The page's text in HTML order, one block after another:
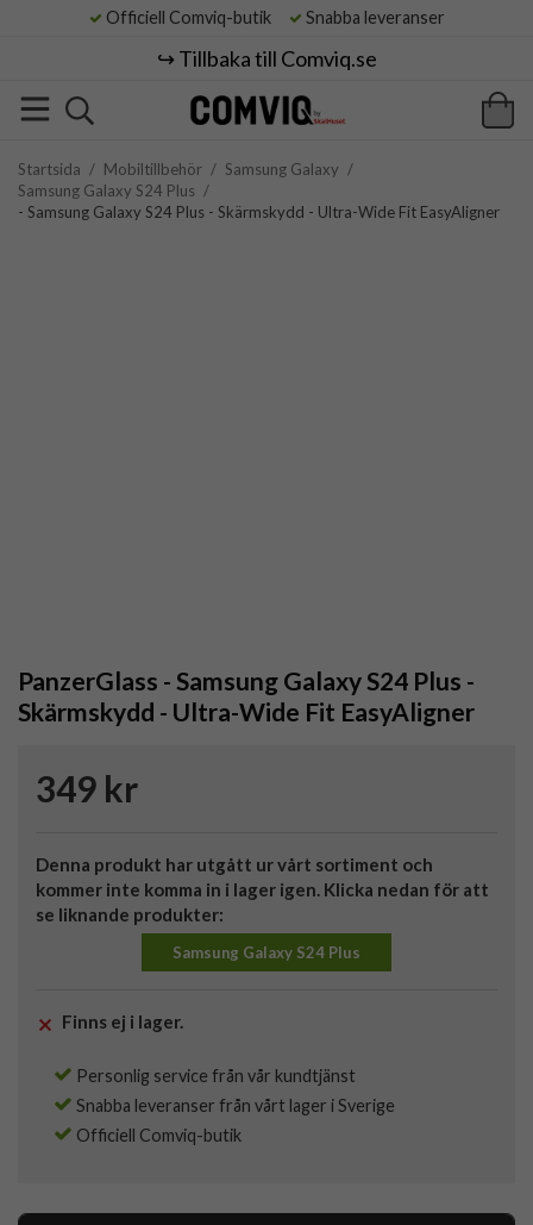
Officiell Comviq-butik Snabba leveranser
↪️ Tillbaka till Comviq.se
Startsida / Mobiltillbehör / Samsung Galaxy /
Samsung Galaxy S24 Plus /
- Samsung Galaxy S24 Plus - Skärmskydd - Ultra-Wide Fit EasyAligner
PanzerGlass - Samsung Galaxy S24 Plus -
Skärmskydd - Ultra-Wide Fit EasyAligner
349 kr
Denna produkt har utgått ur vårt sortiment och
kommer inte komma in i lager igen. Klicka nedan för att
se liknande produkter:
Samsung Galaxy S24 Plus
Finns ej i lager.
Personlig service från vår kundtjänst
Snabba leveranser från vårt lager i Sverige
Officiell Comviq-butik